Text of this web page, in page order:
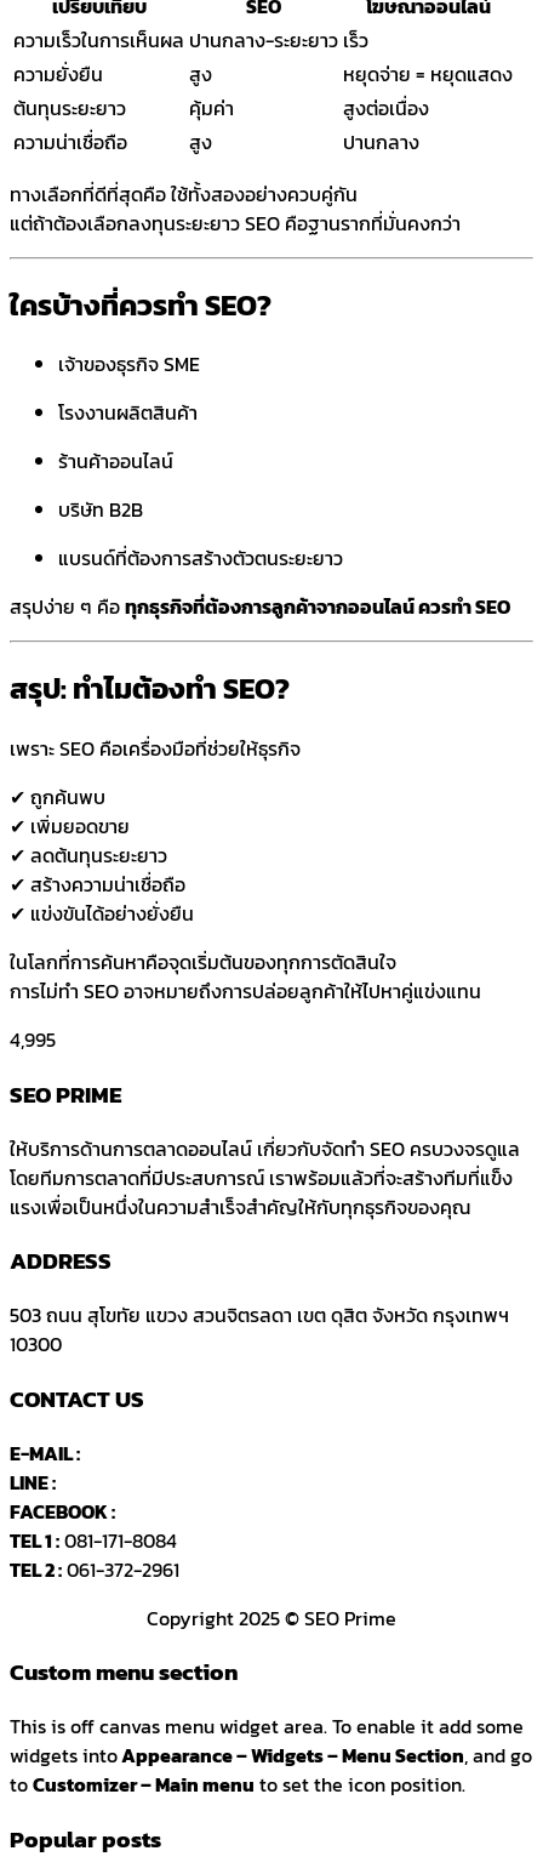
ความเร็วในการเห็นผล ปานกลาง-ระยะยาว เร็ว
ความยั่งยืน
สูง
หยุดจ่าย = หยุดแสดง
ต้นทุนระยะยาว
คุ้มค่า
สูงต่อเนื่อง
ความน่าเชื่อถือ
สูง
ปานกลาง
ทางเลือกที่ดีที่สุดคือ ใช้ทั้งสองอย่างควบคู่กัน
แต่ถ้าต้องเลือกลงทุนระยะยาว SEO คือฐานรากที่มั่นคงกว่า
ใครบ้างที่ควรทำ SEO?
เจ้าของธุรกิจ SME
โรงงานผลิตสินค้า
ร้านค้าออนไลน์
บริษัท B2B
แบรนด์ที่ต้องการสร้างตัวตนระยะยาว
สรุปง่าย ๆ คือทุกธุรกิจที่ต้องการลูกค้าจากออนไลน์ ควรทำ SEO
สรุป: ทำไมต้องทำ SEO?
เพราะ SEO คือเครื่องมือที่ช่วยให้ธุรกิจ
✔ ถูกค้นพบ
✔ เพิ่มยอดขาย
✔ ลดต้นทุนระยะยาว
✔ สร้างความน่าเชื่อถือ
✔ แข่งขันได้อย่างยั่งยืน
ในโลกที่การค้นหาคือจุดเริ่มต้นของทุกการตัดสินใจ
การไม่ทำ SEO อาจหมายถึงการปล่อยลูกค้าให้ไปหาคู่แข่งแทน
4,995
SEO PRIME
ให้บริการด้านการตลาดออนไลน์ เกี่ยวกับจัดทำ SEO ครบวงจรดูแล
โดยทีมการตลาดที่มีประสบการณ์ เราพร้อมแล้วที่จะสร้างทีมที่แข็ง
แรงเพื่อเป็นหนึ่งในความสำเร็จสำคัญให้กับทุกธุรกิจของคุณ
ADDRESS
503 ถนน สุโขทัย แขวง สวนจิตรลดา เขต ดุสิต จังหวัด กรุงเทพฯ
10300
CONTACT US
E-MAIL :
LINE :
FACEBOOK :
TEL 1 :081-171-8084
TEL 2 :061-372-2961
Copyright 2025 © SEO Prime
Custom menu section
This is off canvas menu widget area. To enable it add some
widgets intoAppearance – Widgets – Menu Section, and go
toCustomizer – Main menu to set the icon position.
Popular posts